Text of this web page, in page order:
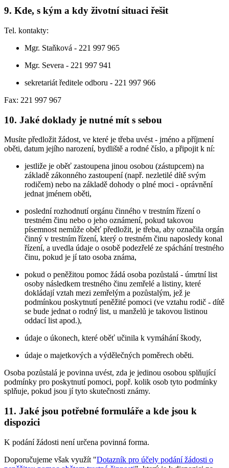
9. Kde, s kým a kdy životní situaci řešit
Tel. kontakty:
Mgr. Staňková - 221 997 965
Mgr. Severa - 221 997 941
sekretariát ředitele odboru - 221 997 966
Fax: 221 997 967
10. Jaké doklady je nutné mít s sebou
Musíte předložit žádost, ve které je třeba uvést - jméno a příjmení
oběti, datum jejího narození, bydliště a rodné číslo, a připojit k ní:
jestliže je oběť zastoupena jinou osobou (zástupcem) na
základě zákonného zastoupení (např. nezletilé dítě svým
rodičem) nebo na základě dohody o plné moci - oprávnění
jednat jménem oběti,
poslední rozhodnutí orgánu činného v trestním řízení o
trestném činu nebo o jeho oznámení, pokud takovou
písemnost nemůže oběť předložit, je třeba, aby označila orgán
činný v trestním řízení, který o trestném činu naposledy konal
řízení, a uvedla údaje o osobě podezřelé ze spáchání trestného
činu, pokud je jí tato osoba známa,
pokud o peněžitou pomoc žádá osoba pozůstalá - úmrtní list
osoby následkem trestného činu zemřelé a listiny, které
dokládají vztah mezi zemřelým a pozůstalým, jež je
podmínkou poskytnutí peněžité pomoci (ve vztahu rodič - dítě
se bude jednat o rodný list, u manželů je takovou listinou
oddací list apod.),
údaje o úkonech, které oběť učinila k vymáhání škody,
údaje o majetkových a výdělečných poměrech oběti.
Osoba pozůstalá je povinna uvést, zda je jedinou osobou splňující
podmínky pro poskytnutí pomoci, popř. kolik osob tyto podmínky
splňuje, pokud jsou jí tyto skutečnosti známy.
11. Jaké jsou potřebné formuláře a kde jsou k
dispozici
K podání žádosti není určena povinná forma.
Doporučujeme však využít "Dotazník pro účely podání žádosti o